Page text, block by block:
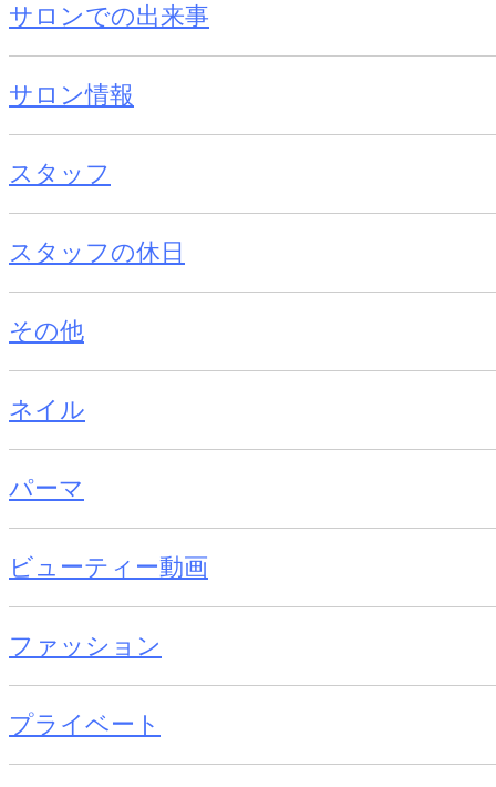
サロンでの出来事
サロン情報
スタッフ
スタッフの休日
その他
ネイル
パーマ
ビューティー動画
ファッション
プライベート